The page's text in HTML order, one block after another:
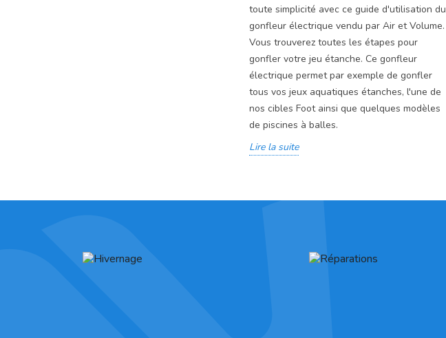
toute simplicité avec ce guide d'utilisation du
gonfleur électrique vendu par Air et Volume.
Vous trouverez toutes les étapes pour
gonfler votre jeu étanche. Ce gonfleur
électrique permet par exemple de gonfler
tous vos jeux aquatiques étanches, l'une de
nos cibles Foot ainsi que quelques modèles
de piscines à balles.
Lire la suite